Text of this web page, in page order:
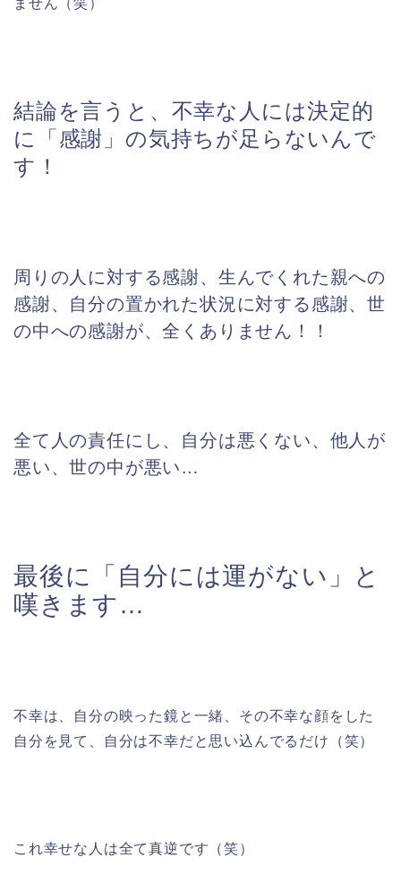
ません（笑）
結論を言うと、不幸な人には決定的
に「感謝」の気持ちが足らないんで
す！
周りの人に対する感謝、生んでくれた親への
感謝、自分の置かれた状況に対する感謝、世
の中への感謝が、全くありません！！
全て人の責任にし、自分は悪くない、他人が
悪い、世の中が悪い…
最後に「自分には運がない」と
嘆きます…
不幸は、自分の映った鏡と一緒、その不幸な顔をした
自分を見て、自分は不幸だと思い込んでるだけ（笑）
これ幸せな人は全て真逆です（笑）